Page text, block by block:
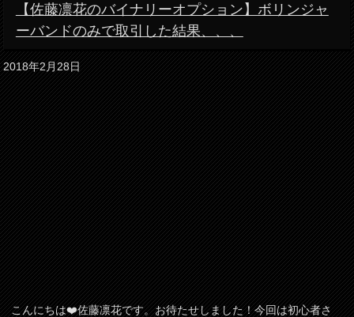
【佐藤凛花のバイナリーオプション】ボリンジャ
ーバンドのみで取引した結果、、、
2018年2月28日
こんにちは❤️佐藤凛花です。お待たせしました！今回は初心者さ